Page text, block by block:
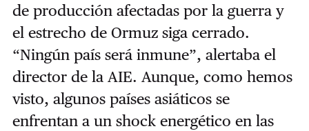
de producción afectadas por la guerra y
el estrecho de Ormuz siga cerrado.
“Ningún país será inmune”, alertaba el
director de la AIE. Aunque, como hemos
visto, algunos países asiáticos se
enfrentan a un shock energético en las